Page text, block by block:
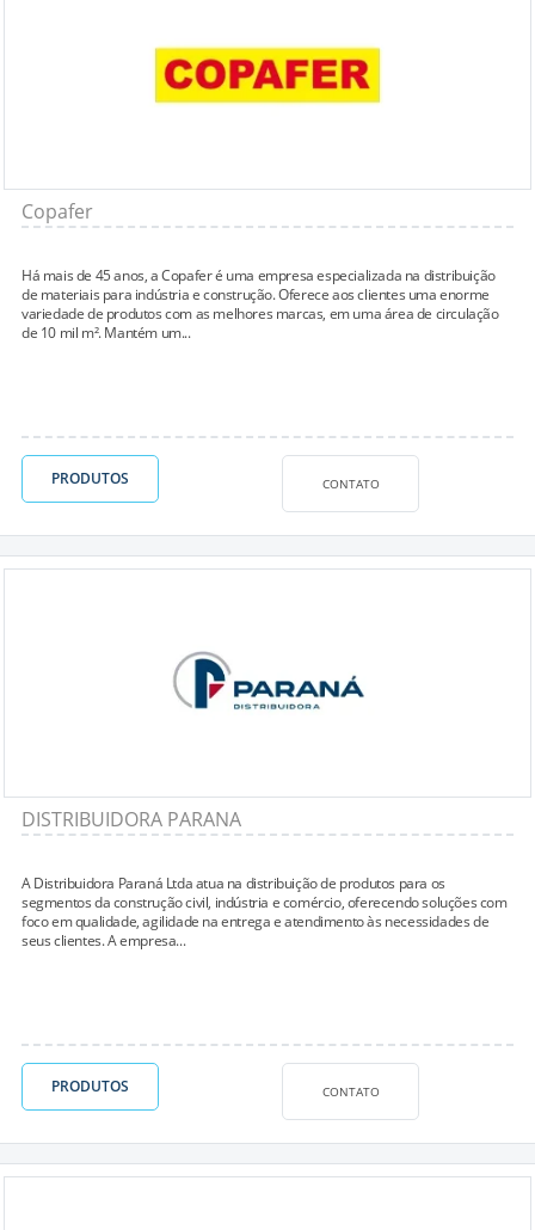
Copafer
Há mais de 45 anos, a Copafer é uma empresa especializada na distribuição
de materiais para indústria e construção. Oferece aos clientes uma enorme
variedade de produtos com as melhores marcas, em uma área de circulação
de 10 mil m². Mantém um...
PRODUTOS CONTATO
DISTRIBUIDORA PARANA
A Distribuidora Paraná Ltda atua na distribuição de produtos para os
segmentos da construção civil, indústria e comércio, oferecendo soluções com
foco em qualidade, agilidade na entrega e atendimento às necessidades de
seus clientes. A empresa...
PRODUTOS CONTATO